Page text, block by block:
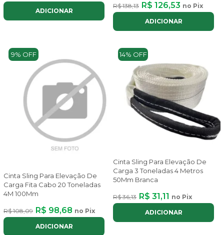
ADICIONAR
R$ 138,13 R$ 126,53 no Pix
ADICIONAR
9% OFF
Cinta Sling Para Elevação De
Carga Fita Cabo 20 Toneladas
4M 100Mm
R$ 108,09 R$ 98,68 no Pix
ADICIONAR
14% OFF
Cinta Sling Para Elevação De
Carga 3 Toneladas 4 Metros
50Mm Branca
R$ 36,13 R$ 31,11 no Pix
ADICIONAR